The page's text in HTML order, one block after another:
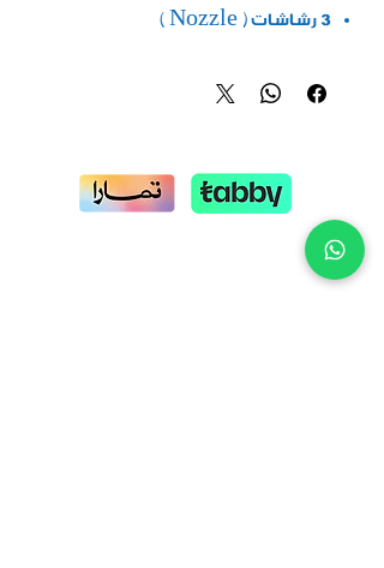
3 رشاشات ( Nozzle )
لونه حسب طلب العميل )
السعر يشمل الضريبة
امكانية الشحن لكافة محافظة
المملكة
السعر مع التركيب 280 ريال